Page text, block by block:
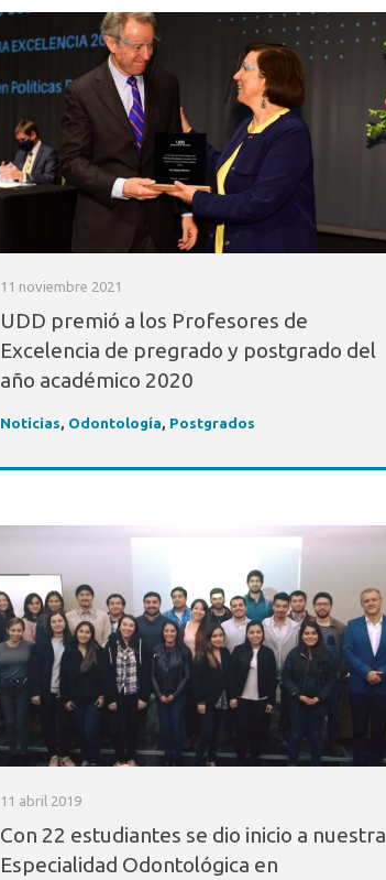
11 noviembre 2021
UDD premió a los Profesores de
Excelencia de pregrado y postgrado del
año académico 2020
Noticias, Odontología, Postgrados
11 abril 2019
Con 22 estudiantes se dio inicio a nuestra
Especialidad Odontológica en